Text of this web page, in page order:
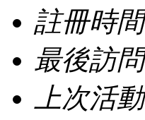
註冊時間
最後訪問
上次活